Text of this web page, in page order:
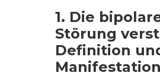
1. Die
Störung
Definition